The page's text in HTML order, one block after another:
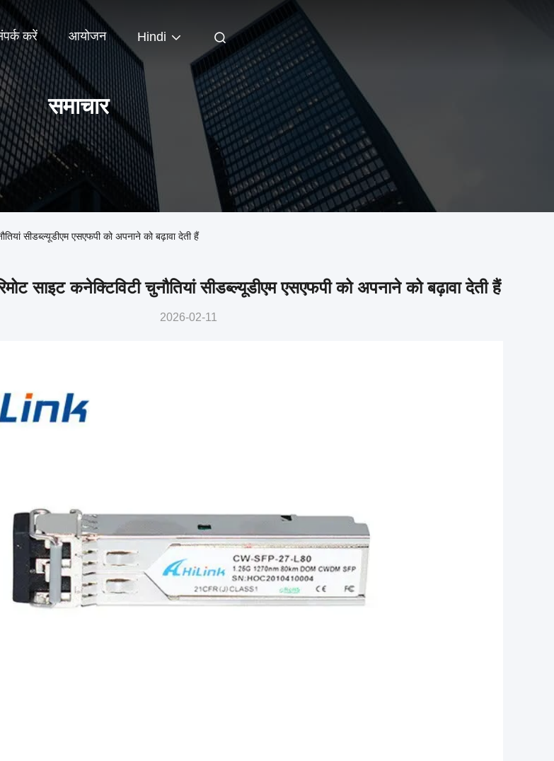
करें आयोजन Hindi
समाचार
सीडब्ल्यूडीएम एसएफपी को अपनाने को बढ़ावा देती हैं
साइट कनेक्टिविटी चुनौतियां सीडब्ल्यूडीएम एसएफपी को अपनाने को बढ़ावा देती हैं
2026-02-11